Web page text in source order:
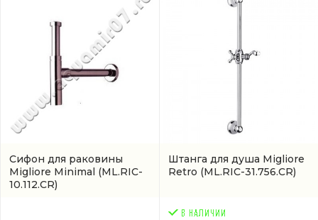
Сифон для раковины
Migliore Minimal (ML.RIC-
10.112.CR)
Штанга для душа Migliore
Retro (ML.RIC-31.756.CR)